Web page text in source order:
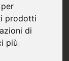
per
prodotti
di
più